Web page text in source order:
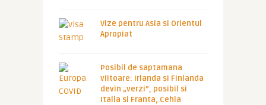
Vize pentru Asia si Orientul
Apropiat
Posibil de saptamana
viitoare: Irlanda si Finlanda
devin „verzi”, posibil si
Italia si Franta, Cehia